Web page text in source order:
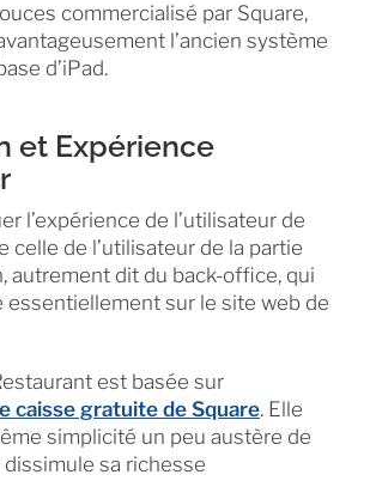
commercialisé par Square,
l’ancien système
d’iPad.
et Expérience
l’expérience de l’utilisateur de
celle de l’utilisateur de la partie
autrement dit du back-office, qui
essentiellement sur le site web de
est basée sur
caisse gratuite de Square. Elle
simplicité un peu austère de
dissimule sa richesse